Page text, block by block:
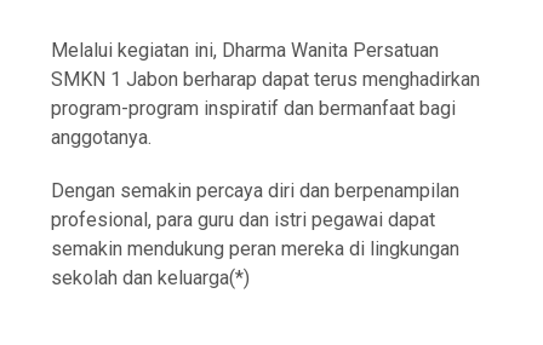
Melalui kegiatan ini, Dharma Wanita Persatuan
SMKN 1 Jabon berharap dapat terus menghadirkan
program-program inspiratif dan bermanfaat bagi
anggotanya.
Dengan semakin percaya diri dan berpenampilan
profesional, para guru dan istri pegawai dapat
semakin mendukung peran mereka di lingkungan
sekolah dan keluarga(*)